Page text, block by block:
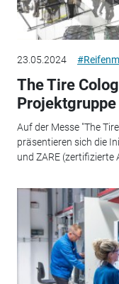
23.05.2024
The Tire
Projektgruppe
Auf der Messe "The
präsentieren sich die
und ZARE (zertifizierte